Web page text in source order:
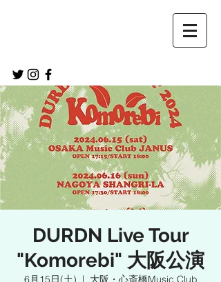
DURDN Live Tour
"Komorebi" 大阪公演
6月15日(土)
  |
大阪・心斎橋Music Club